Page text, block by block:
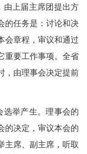
上届主席团提出方
的任务是：讨论和决
会章程，审议和通过
重要工作事项。全省
，由理事会决定提前
举产生。理事会的
的决定，审议本会的
主席、副主席，听取